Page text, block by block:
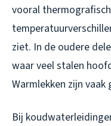
vooral
ziet. In de oudere
waar veel stalen
Warmlekken zijn
Bij